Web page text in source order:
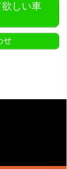
しい車
せ